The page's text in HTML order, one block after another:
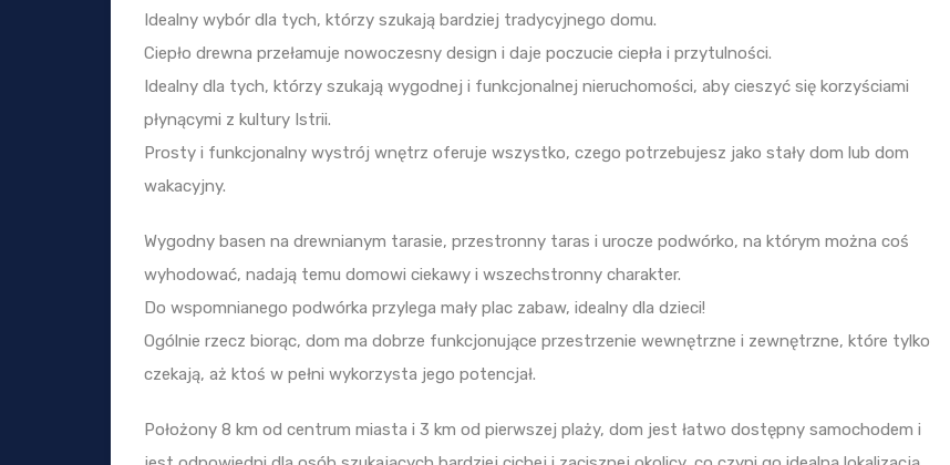
Idealny wybór dla tych, którzy szukają bardziej tradycyjnego domu.
Ciepło drewna przełamuje nowoczesny design i daje poczucie ciepła i przytulności.
Idealny dla tych, którzy szukają wygodnej i funkcjonalnej nieruchomości, aby cieszyć się korzyściami
płynącymi z kultury Istrii.
Prosty i funkcjonalny wystrój wnętrz oferuje wszystko, czego potrzebujesz jako stały dom lub dom
wakacyjny.
Wygodny basen na drewnianym tarasie, przestronny taras i urocze podwórko, na którym można coś
wyhodować, nadają temu domowi ciekawy i wszechstronny charakter.
Do wspomnianego podwórka przylega mały plac zabaw, idealny dla dzieci!
Ogólnie rzecz biorąc, dom ma dobrze funkcjonujące przestrzenie wewnętrzne i zewnętrzne, które tylko
czekają, aż ktoś w pełni wykorzysta jego potencjał.
Położony 8 km od centrum miasta i 3 km od pierwszej plaży, dom jest łatwo dostępny samochodem i